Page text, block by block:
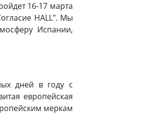
16-17 марта
HALL". Мы
Испании,
дней в году с
европейская
меркам